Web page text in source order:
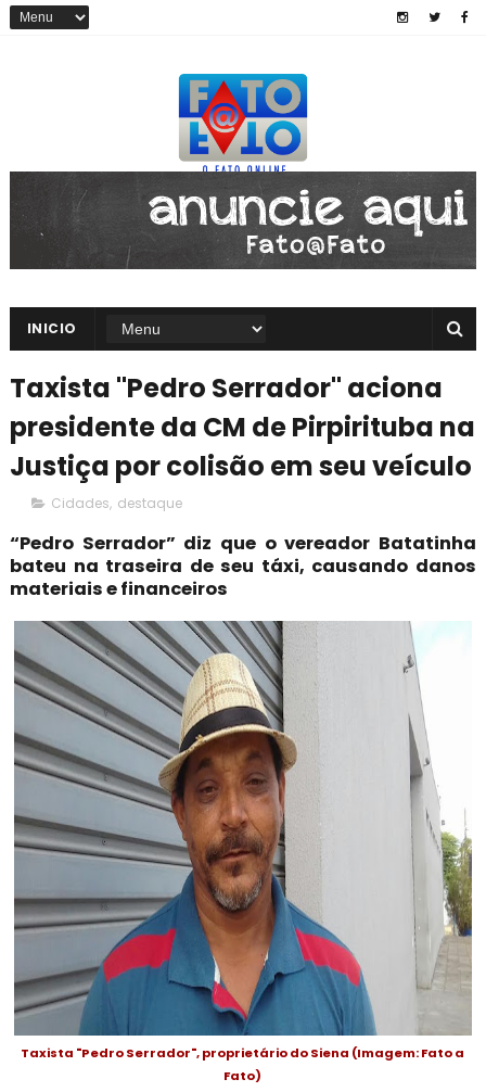
INICIO
Taxista "Pedro Serrador" aciona
presidente da CM de Pirpirituba na
Justiça por colisão em seu veículo
Cidades, destaque
“Pedro Serrador” diz que o vereador Batatinha
bateu na traseira de seu táxi, causando danos
materiais e financeiros
Taxista "Pedro Serrador", proprietário do Siena (Imagem: Fato a
Fato)